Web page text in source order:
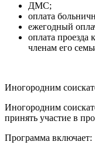
ДМС;
оплата
ежегодный
оплата проезда
членам его
Иногородним
Иногородним
принять участие в
Программа включает: